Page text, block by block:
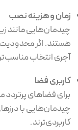
زمان و هزینه نصب
چیدمان‌هایی مانند
هستند. اگر محدودیت
آجری انتخاب
کاربری فضا
برای فضاهای پرتردد
چیدمان‌هایی با
کاربردی‌ترند.